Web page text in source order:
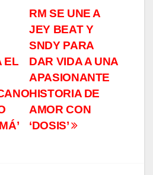
RM SE UNE A
JEY BEAT Y
SNDY PARA
DAR VIDA A UNA
APASIONANTE
HISTORIA DE
AMOR CON
‘DOSIS’
EL